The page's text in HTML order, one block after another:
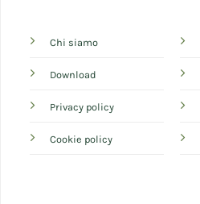
Chi siamo
Download
Privacy policy
Cookie policy